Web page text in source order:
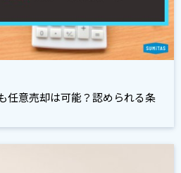
任意売却は可能？認められる条